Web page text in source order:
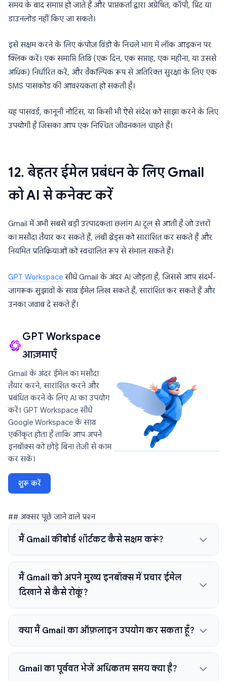
समय के बाद समाप्त हो जाते हैं और प्राप्तकर्ता द्वारा अग्रेषित, कॉपी, प्रिंट या
डाउनलोड नहीं किए जा सकते।
इसे सक्षम करने के लिए कंपोज़ विंडो के निचले भाग में लॉक आइकन पर
क्लिक करें। एक समाप्ति तिथि (एक दिन, एक सप्ताह, एक महीना, या उससे
अधिक) निर्धारित करें, और वैकल्पिक रूप से अतिरिक्त सुरक्षा के लिए एक
SMS पासकोड की आवश्यकता हो सकती है।
यह पासवर्ड, कानूनी नोटिस, या किसी भी ऐसे संदेश को साझा करने के लिए
उपयोगी है जिसका आप एक निश्चित जीवनकाल चाहते हैं।
12. बेहतर ईमेल प्रबंधन के लिए Gmail
को AI से कनेक्ट करें
Gmail में अभी सबसे बड़ी उत्पादकता छलांग AI टूल से आती है जो उत्तरों
का मसौदा तैयार कर सकते हैं, लंबी थ्रेड्स को सारांशित कर सकते हैं और
नियमित प्रतिक्रियाओं को स्वचालित रूप से संभाल सकते हैं।
GPT Workspaceसीधे Gmail के अंदर AI जोड़ता है, जिससे आप संदर्भ-
जागरूक सुझावों के साथ ईमेल लिख सकते हैं, सारांशित कर सकते हैं और
उनका जवाब दे सकते हैं।
GPT Workspace
आज़माएँ
Gmail के अंदर ईमेल का मसौदा
तैयार करने, सारांशित करने और
प्रबंधित करने के लिए AI का उपयोग
करें। GPT Workspace सीधे
Google Workspace के साथ
एकीकृत होता है ताकि आप अपने
इनबॉक्स को छोड़े बिना तेज़ी से काम
कर सकें।
शुरू करें
## अक्सर पूछे जाने वाले प्रश्न
मैं Gmail कीबोर्ड शॉर्टकट कैसे सक्षम करूं?
मैं Gmail को अपने मुख्य इनबॉक्स में प्रचार ईमेल
दिखाने से कैसे रोकूं?
क्या मैं Gmail का ऑफ़लाइन उपयोग कर सकता हूँ?
Gmail का पूर्ववत भेजें अधिकतम समय क्या है?